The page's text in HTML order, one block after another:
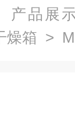
产品展
燥箱 >